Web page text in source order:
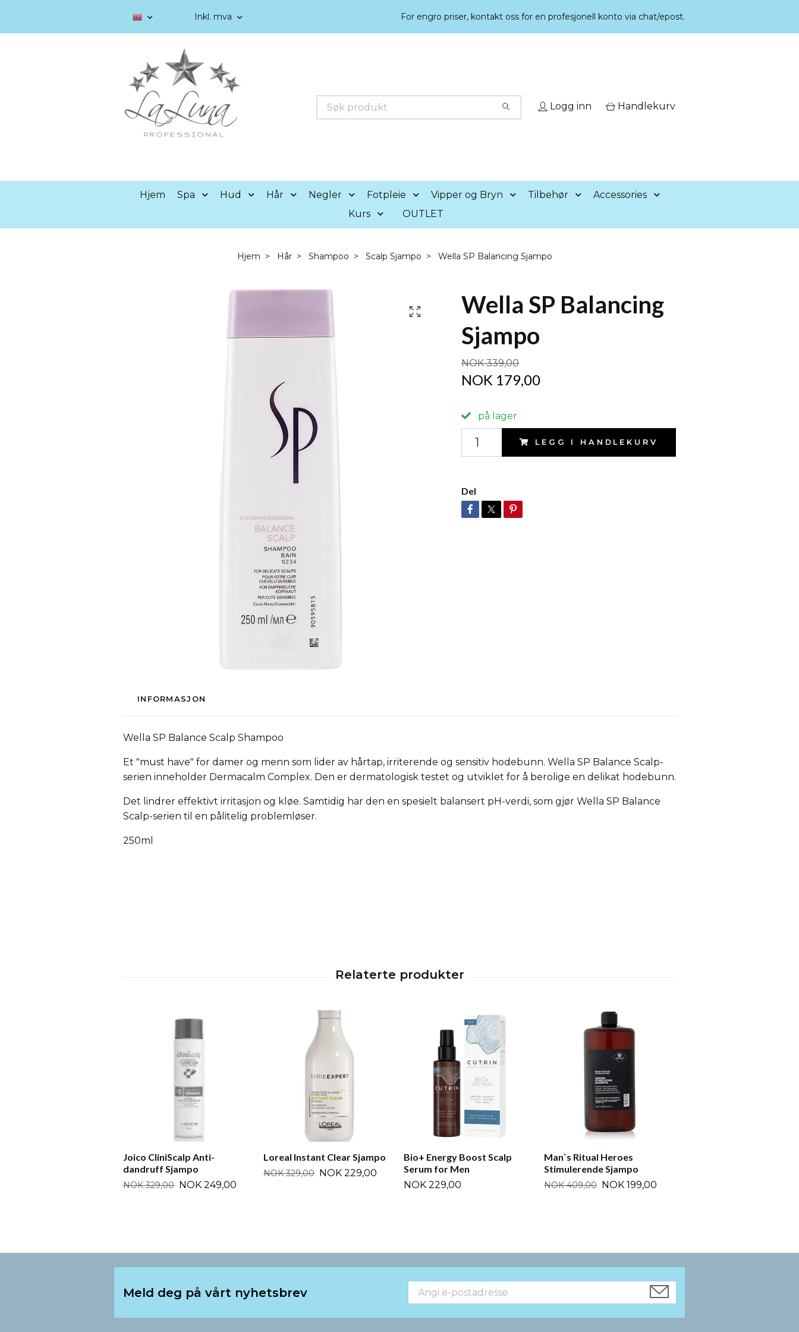
Inkl. mva For engro priser, kontakt oss for en profesjonell konto via chat/epost.
Logg inn Handlekurv
Hjem Spa Hud Hår Negler Fotpleie Vipper og Bryn Tilbehør
Accessories
Kurs
OUTLET
Hjem Hår Shampoo Scalp Sjampo Wella SP Balancing Sjampo
Wella SP Balancing
Sjampo
NOK 339,00
NOK 179,00
på lager
LEGG I HANDLEKURV
Del
INFORMASJON
Wella SP Balance Scalp Shampoo
Et "must have" for damer og menn som lider av hårtap, irriterende og sensitiv hodebunn. Wella SP Balance Scalp-
serien inneholder Dermacalm Complex. Den er dermatologisk testet og utviklet for å berolige en delikat hodebunn.
Det lindrer effektivt irritasjon og kløe. Samtidig har den en spesielt balansert pH-verdi, som gjør Wella SP Balance
Scalp-serien til en pålitelig problemløser.
250ml
Joico CliniScalp Anti-
dandruff Sjampo
NOK 329,00 NOK 249,00
Loreal Instant Clear Sjampo
NOK 329,00 NOK 229,00
Bio+ Energy Boost Scalp
Serum for Men
NOK 229,00
Man`s Ritual Heroes
Stimulerende Sjampo
NOK 409,00 NOK 199,00
Meld deg på vårt nyhetsbrev